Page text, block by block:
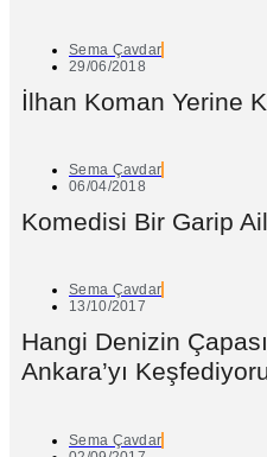
Sema Çavdar
29/06/2018
İlhan Koman Yerine
Sema Çavdar
06/04/2018
Komedisi Bir Garip
Sema Çavdar
13/10/2017
Hangi Denizin
Ankara’yı
Sema Çavdar